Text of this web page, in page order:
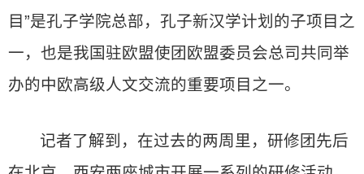
目”是孔子学院总部，孔子新汉学计划的子项目之
一，也是我国驻欧盟使团欧盟委员会总司共同举
办的中欧高级人文交流的重要项目之一。
记者了解到，在过去的两周里，研修团先后